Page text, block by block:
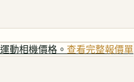
動相機價格。 查看完整報價單